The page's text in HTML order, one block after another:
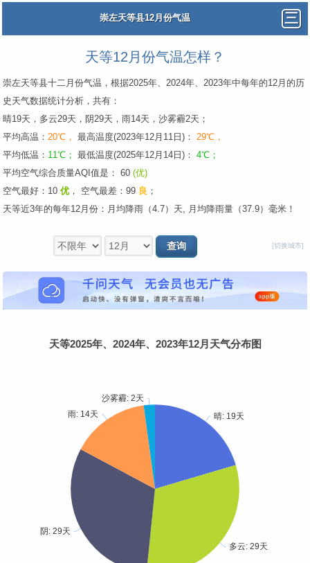
崇左天等县12月份气温
天等12月份气温怎样？
崇左天等县十二月份气温，根据2025年、2024年、2023年中每年的12月的历
史天气数据统计分析，共有：
晴19天，多云29天，阴29天，雨14天，沙雾霾2天；
平均高温： 20℃， 最高温度(2023年12月11日)： 29℃，
平均低温： 11℃； 最低温度(2025年12月14日)： 4℃；
平均空气综合质量AQI值是： 60 (优)
空气最好：10 优 ， 空气最差：99 良 ；
天等近3年的每年12月份：月均降雨（4.7）天, 月均降雨量（37.9）毫米！
[切换城市]
天等2025年、2024年、2023年12月天气分布图